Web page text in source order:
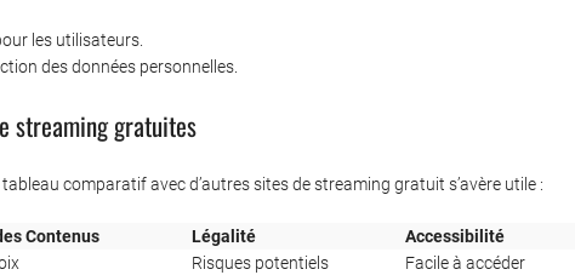
les utilisateurs.
des données personnelles.
streaming gratuites
comparatif avec d’autres sites de streaming gratuit s’avère utile :
Contenus Légalité
Accessibilité
Risques potentiels
Facile à accéder